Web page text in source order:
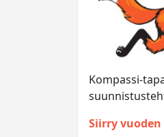
Kompassi-
Siirry